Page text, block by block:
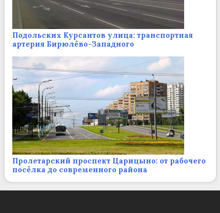
Подольских Курсантов улица: транспортная
артерия Бирюлёво-Западного
Пролетарский проспект Царицыно: от рабочего
посёлка до современного района